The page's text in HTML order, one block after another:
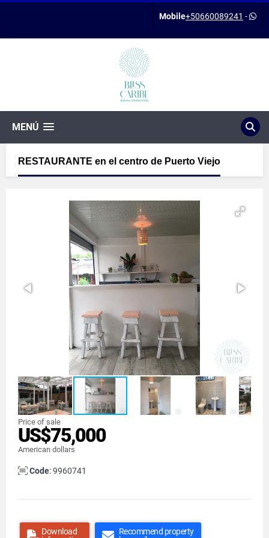
Mobile+50660089241 -
MENÚ
RESTAURANTE en el centro de Puerto Viejo
Price of sale
US$75,000
American dollars
Code: 9960741
Download
Recommend property